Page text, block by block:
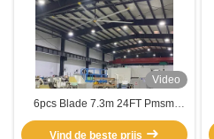
Video
6pcs Blade 7.3m 24FT Pmsm
Energiebesparende industriële
ventilator voor luchtkoeling en
Vind de beste prijs